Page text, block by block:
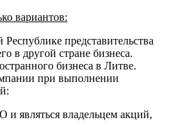
вариантов:
представительства
в другой стране бизнеса.
бизнеса в Литве.
при выполнении
являться владельцем акций,